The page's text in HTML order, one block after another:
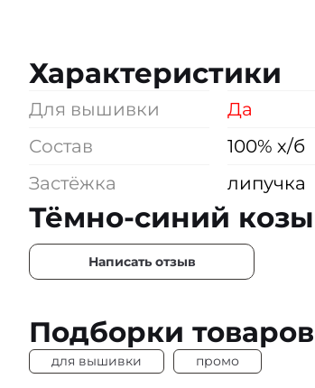
Характеристики
Для вышивки
Да
Состав
100% х/б
Застёжка
липучка
Тёмно-синий
Написать отзыв
Подборки
для вышивки промо